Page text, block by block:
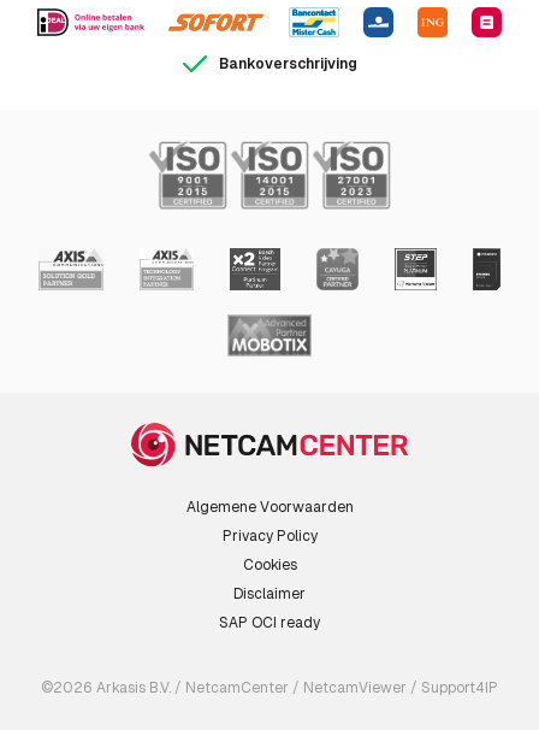
Bankoverschrijving
Algemene Voorwaarden
Privacy Policy
Cookies
Disclaimer
SAP OCI ready
©2026 Arkasis B.V. / NetcamCenter / NetcamViewer / Support4IP